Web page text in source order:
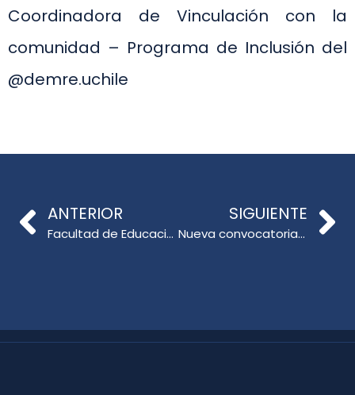
Coordinadora de Vinculación con la
comunidad – Programa de Inclusión del
@demre.uchile
ANTERIOR
Facultad de Educación fue sede del Lanzamiento regional del Plan de Tutorías 2023 del Ministerio de Educación
SIGUIENTE
Nueva convocatoria de revista Paideia recibirá manuscritos hasta el 10 de junio